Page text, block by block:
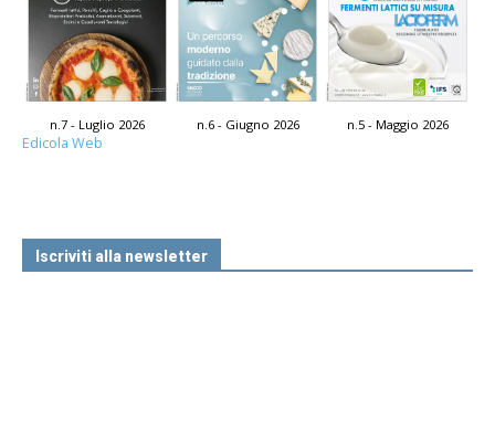
n.7 - Luglio 2026 n.6 - Giugno 2026 n.5 - Maggio 2026
Edicola Web
Iscriviti alla newsletter